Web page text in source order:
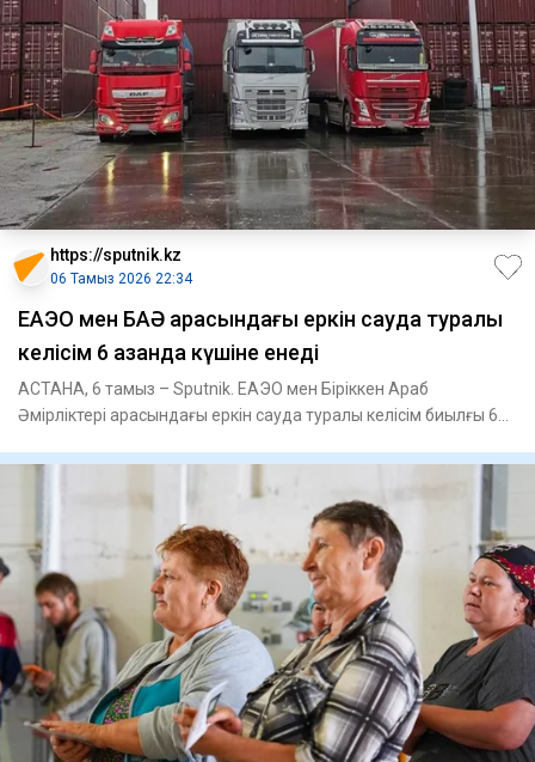
https://sputnik.kz
06 Тамыз 2026 22:34
ЕАЭО мен БАӘ арасындағы еркін сауда туралы
келісім 6 қазанда күшіне енеді
АСТАНА, 6 тамыз – Sputnik. ЕАЭО мен Біріккен Араб
Әмірліктері арасындағы еркін сауда туралы келісім биылғы 6